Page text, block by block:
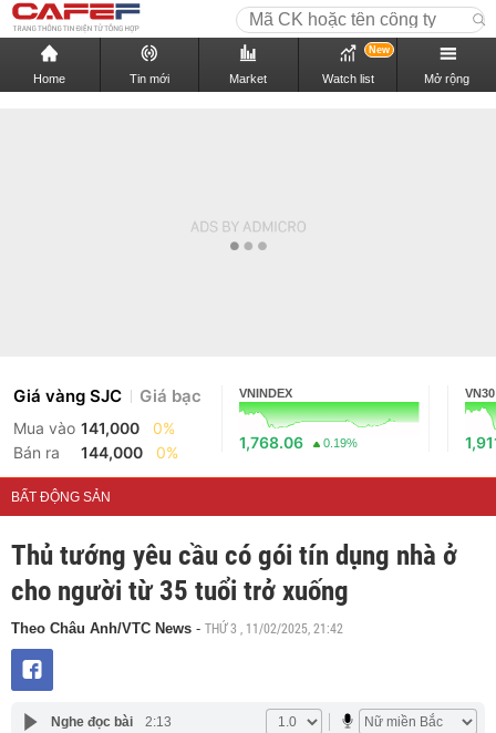
Home Tin mới Market Watch list
New
Mở rộng
Giá vàng SJC Giá bạc
Mua vào 141,000
0%
Bán ra
144,000 0%
VNINDEX
1,768.06 0.19%
VN30
BẤT ĐỘNG SẢN
Thủ tướng yêu cầu có gói tín dụng nhà ở
cho người từ 35 tuổi trở xuống
Theo Châu Anh/VTC News - THỨ 3 , 11/02/2025, 21:42
Nghe đọc bài 2:13